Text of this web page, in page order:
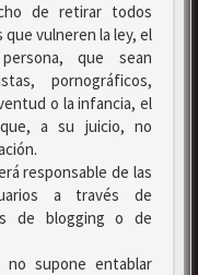
de retirar todos
vulneren la ley, el
que sean
pornográficos,
o la infancia, el
a su juicio, no
responsable de las
a través de
de blogging o de
supone entablar